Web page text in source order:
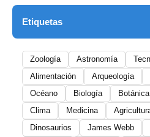
Etiquetas
Zoología Astronomía
Alimentación
Arqueología
Océano
Biología Botánica
Clima
Medicina
Dinosaurios
James Webb